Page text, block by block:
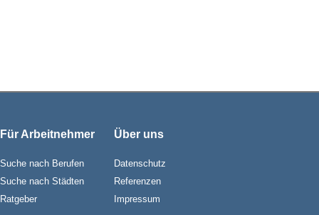
Für Arbeitnehmer
Suche nach Berufen
Suche nach Städten
Ratgeber
Über uns
Datenschutz
Referenzen
Impressum